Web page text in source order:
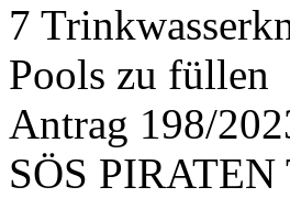
7
Pools zu füllen
Antrag 198/
SÖS PIRATEN